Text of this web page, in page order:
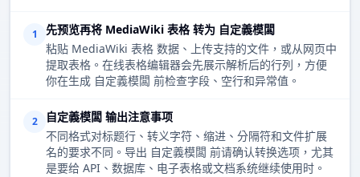
1
先预览再将 MediaWiki 表格 转为 自定義模闆
粘贴 MediaWiki 表格 数据、上传支持的文件，或从网页中
提取表格。在线表格编辑器会先展示解析后的行列，方便
你在生成 自定義模闆 前检查字段、空行和异常值。
2
自定義模闆 输出注意事项
不同格式对标题行、转义字符、缩进、分隔符和文件扩展
名的要求不同。导出 自定義模闆 前请确认转换选项，尤其
是要给 API、数据库、电子表格或文档系统继续使用时。